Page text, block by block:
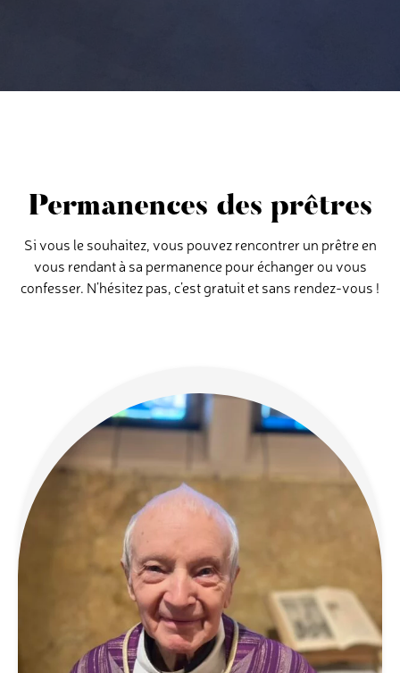
Permanences des prêtres
Si vous le souhaitez, vous pouvez rencontrer un prêtre en
vous rendant à sa permanence pour échanger ou vous
confesser. N’hésitez pas, c’est gratuit et sans rendez-vous !